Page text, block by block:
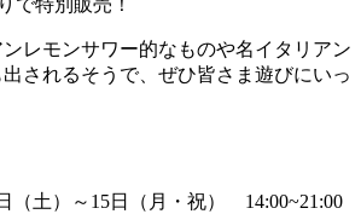
レモンサワー的なものや名イタリアン
されるそうで、ぜひ皆さま遊びにいっ
（土）～15日（月・祝） 14:00~21:00